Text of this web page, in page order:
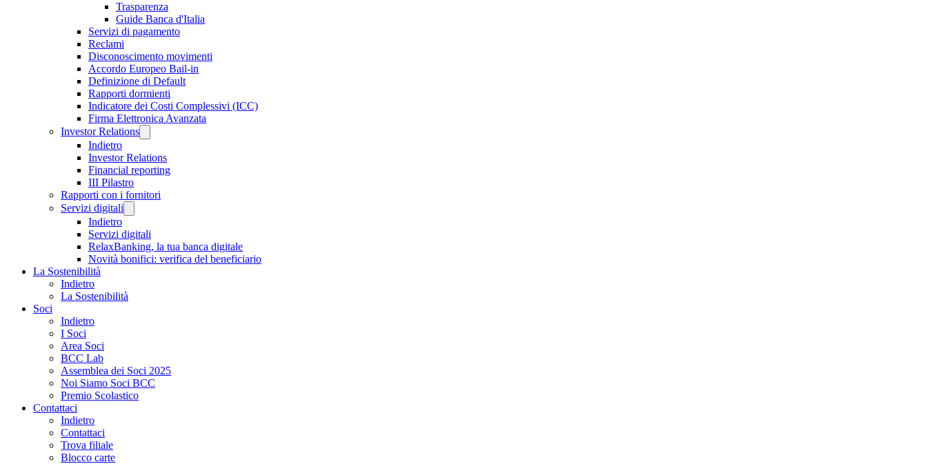
Trasparenza
Guide Banca d'Italia
Servizi di pagamento
Reclami
Disconoscimento movimenti
Accordo Europeo Bail-in
Definizione di Default
Rapporti dormienti
Indicatore dei Costi Complessivi (ICC)
Firma Elettronica Avanzata
Investor Relations
Indietro
Investor Relations
Financial reporting
III Pilastro
Rapporti con i fornitori
Servizi digitali
Indietro
Servizi digitali
RelaxBanking, la tua banca digitale
Novità bonifici: verifica del beneficiario
La Sostenibilità
Indietro
La Sostenibilità
Soci
Indietro
I Soci
Area Soci
BCC Lab
Assemblea dei Soci 2025
Noi Siamo Soci BCC
Premio Scolastico
Contattaci
Indietro
Contattaci
Trova filiale
Blocco carte